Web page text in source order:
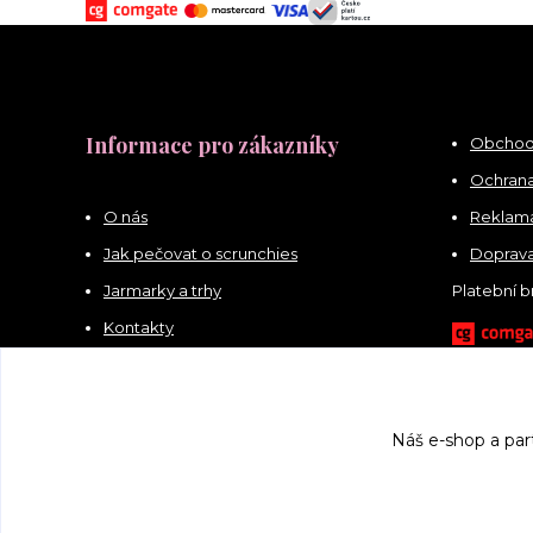
Informace pro zákazníky
O nás
Jak pečovat o scrunchies
Jarmarky a trhy
Kontakty
Platební
Náš e-shop a